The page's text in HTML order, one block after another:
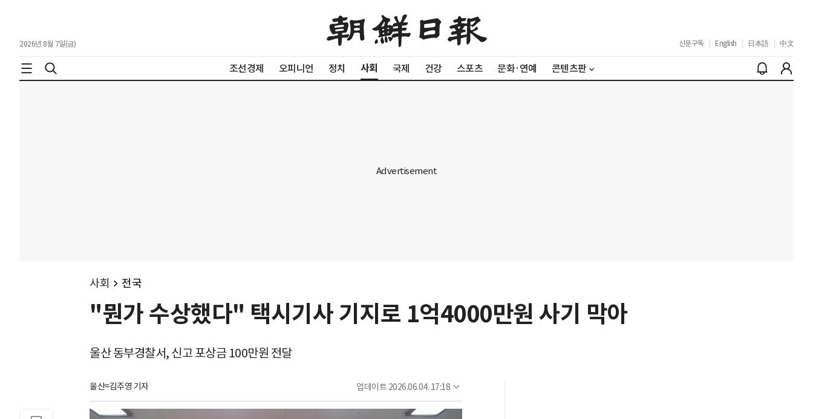
2026년 8월 7일(금) 신문구독 English 日本語 中文
조선경제 오피니언 정치 사회 국제 건강 스포츠 문화·연예 콘텐츠판
사회 전국
"뭔가 수상했다" 택시기사 기지로 1억4000만원 사기 막아
울산 동부경찰서, 신고 포상금 100만원 전달
울산=김주영 기자 업데이트 2026.06.04. 17:18